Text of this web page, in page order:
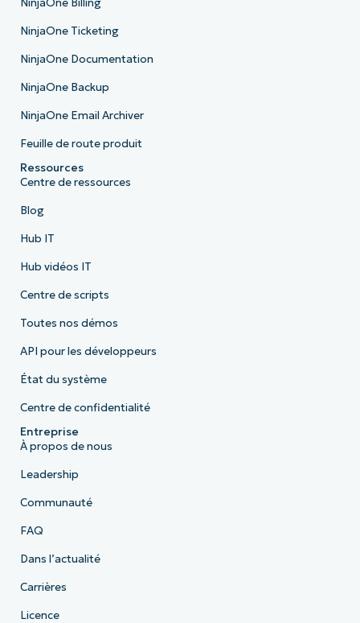
NinjaOne Ticketing
NinjaOne Documentation
NinjaOne Backup
NinjaOne Email Archiver
Feuille de route produit
Ressources
Centre de ressources
Blog
Hub IT
Hub vidéos IT
Centre de scripts
Toutes nos démos
API pour les développeurs
État du système
Centre de confidentialité
Entreprise
À propos de nous
Leadership
Communauté
FAQ
Dans l’actualité
Carrières
Licence